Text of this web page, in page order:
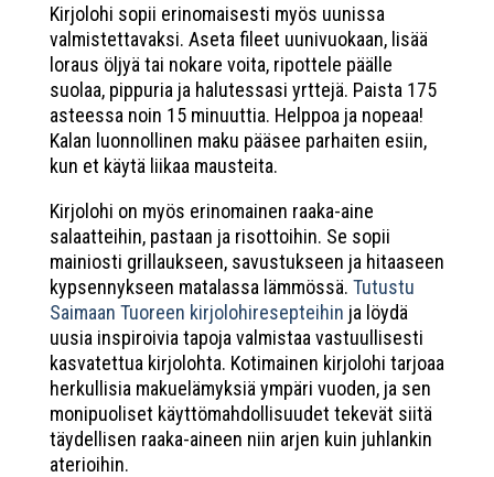
Kirjolohi sopii erinomaisesti myös uunissa
valmistettavaksi. Aseta fileet uunivuokaan, lisää
loraus öljyä tai nokare voita, ripottele päälle
suolaa, pippuria ja halutessasi yrttejä. Paista 175
asteessa noin 15 minuuttia. Helppoa ja nopeaa!
Kalan luonnollinen maku pääsee parhaiten esiin,
kun et käytä liikaa mausteita.
Kirjolohi on myös erinomainen raaka-aine
salaatteihin, pastaan ja risottoihin. Se sopii
mainiosti grillaukseen, savustukseen ja hitaaseen
kypsennykseen matalassa lämmössä. Tutustu
Saimaan Tuoreen kirjolohiresepteihin ja löydä
uusia inspiroivia tapoja valmistaa vastuullisesti
kasvatettua kirjolohta. Kotimainen kirjolohi tarjoaa
herkullisia makuelämyksiä ympäri vuoden, ja sen
monipuoliset käyttömahdollisuudet tekevät siitä
täydellisen raaka-aineen niin arjen kuin juhlankin
aterioihin.